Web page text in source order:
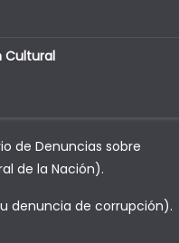
Cultural
de Denuncias sobre
de la Nación).
denuncia de corrupción).